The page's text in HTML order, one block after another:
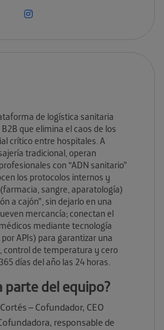
de logística sanitaria
que elimina el caos de los
crítico entre hospitales. A
tradicional, operan
con “ADN sanitario”
los protocolos internos y
sangre, aparatología)
a cajón”, sin dejarlo en una
mercancía; conectan el
mediante tecnología
APIs) para garantizar una
control de temperatura y cero
días del año las 24 horas.
parte del equipo?
– Cofundador, CEO
responsable de